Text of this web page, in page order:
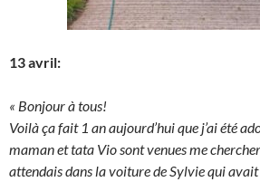
13 avril:
« Bonjour à tous!
Voilà ça fait 1 an aujourd’hui que j’ai été
maman et tata Vio sont venues me
attendais dans la voiture de Sylvie qui